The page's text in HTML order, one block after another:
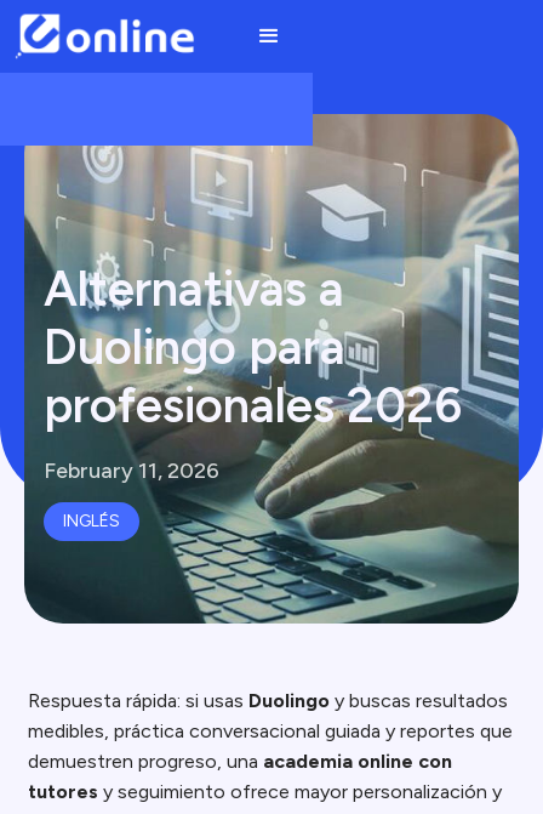
Alternativas a
Duolingo para
profesionales 2026
February 11, 2026
INGLÉS
Respuesta rápida: si usas Duolingo y buscas resultados
medibles, práctica conversacional guiada y reportes que
demuestren progreso, una academia online con
tutores y seguimiento ofrece mayor personalización y